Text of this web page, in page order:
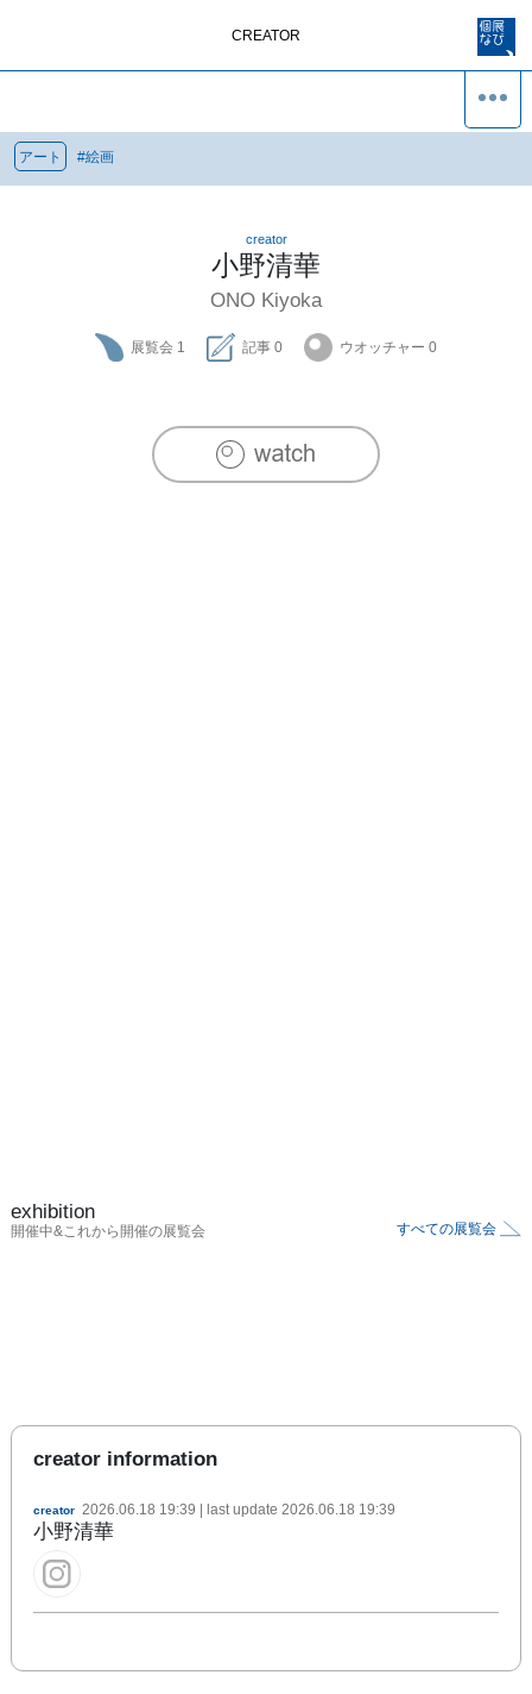
CREATOR
アート #絵画
creator
小野清華
ONO Kiyoka
展覧会 1 記事 0 ウオッチャー 0
exhibition
開催中&これから開催の展覧会 すべての展覧会
creator information
creator 2026.06.18 19:39 | last update 2026.06.18 19:39
小野清華